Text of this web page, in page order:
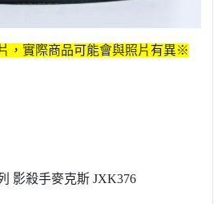
，實際商品可能會與照片有異※
影殺手麥克斯 JXK376